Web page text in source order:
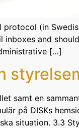
(in
inboxes and
[…]
samt en
på DISKs
situation. 3.3